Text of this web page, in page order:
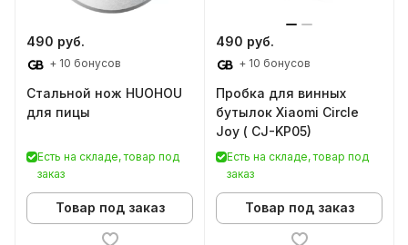
490 руб.
+ 10 бонусов
Стальной нож HUOHOU
для пицы
Есть на складе, товар под
заказ
Товар под заказ
490 руб.
+ 10 бонусов
Пробка для винных
бутылок Xiaomi Circle
Joy ( CJ-KP05)
Есть на складе, товар под
заказ
Товар под заказ